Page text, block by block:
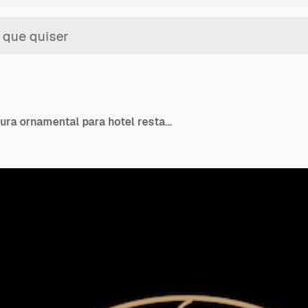
Logotipo de luxo retro real vintage com moldura ornamental para hotel restaurante café cafeteria